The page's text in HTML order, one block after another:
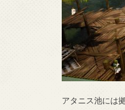
アタニス池には